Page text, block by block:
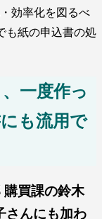
効率化を図るべ
も紙の申込書の処
一度作っ
も流用で
買課の鈴木
さんにも加わ